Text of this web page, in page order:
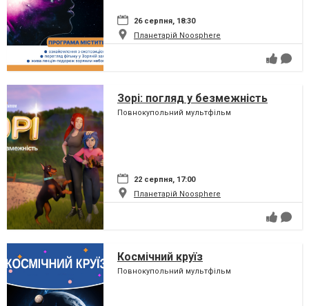
26 серпня, 18:30
Планетарій Noosphere
Зорі: погляд у безмежність
Повнокупольний мультфільм
22 серпня, 17:00
Планетарій Noosphere
Космічний круїз
Повнокупольний мультфільм